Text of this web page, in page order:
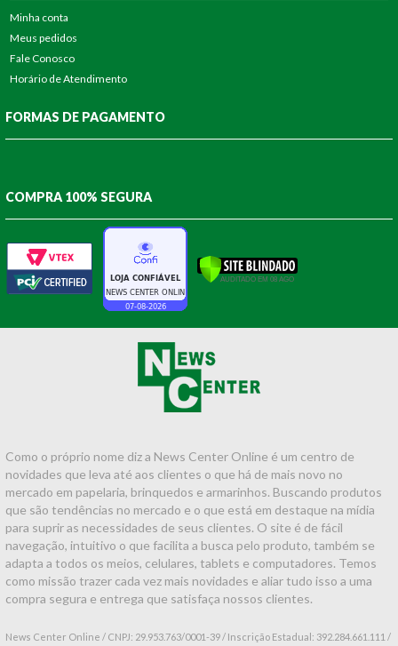
Minha conta
Meus pedidos
Fale Conosco
Horário de Atendimento
FORMAS DE PAGAMENTO
COMPRA 100% SEGURA
Como o próprio nome diz a News Center Online é um centro de
novidades que leva até aos clientes o que há de mais novo no
mercado em papelaria, brinquedos e armarinhos. Buscando produtos
que são tendências no mercado e o que está em destaque na mídia
para suprir as necessidades de seus clientes. O site é de fácil
navegação, intuitivo o que facilita a busca pelo produto, também se
adapta a todos os meios, celulares, tablets e computadores. Temos
como missão trazer cada vez mais novidades e aliar tudo isso a uma
compra segura e entrega que satisfaça nossos clientes.
News Center Online / CNPJ: 29.953.763/0001-39 / Inscrição Estadual: 392.284.661.111 /